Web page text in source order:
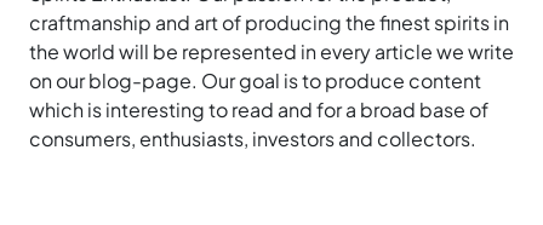
craftmanship and art of producing the finest spirits in
the world will be represented in every article we write
on our blog-page. Our goal is to produce content
which is interesting to read and for a broad base of
consumers, enthusiasts, investors and collectors.